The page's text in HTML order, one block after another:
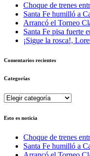
Choque de trenes
Santa Fe humilló a
Arrancó el Torneo
Santa Fe pisa fuerte
¡Sigue la rosca!,
Comentarios recientes
Categorías
Categorías
Esto es noticia
Choque de trenes
Santa Fe humilló a